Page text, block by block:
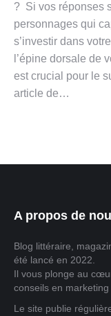
? Si vos réponses
personnages qui
s’investir dans
l’épine dorsale de
est crucial pour le
article de…
A propos de
Blog littéraire,
été lancé en 2022.
Il vous plonge au
conseils en marketing
Le site publie